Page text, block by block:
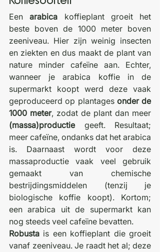
Een arabica koffieplant groeit het
beste boven de 1000 meter boven
zeeniveau. Hier zijn weinig insecten
en ziekten en dus maakt de plant van
nature minder cafeïne aan. Echter,
wanneer je arabica koffie in de
supermarkt koopt werd deze vaak
geproduceerd op plantages onder de
1000 meter
(massa)productie geeft. Resultaat;
meer cafeïne, ondanks dat het arabica
is. Daarnaast wordt voor deze
massaproductie vaak veel gebruik
gemaakt van chemische
bestrijdingsmiddelen (tenzij je
biologische koffie koopt). Kortom;
een arabica uit de supermarkt kan
nog steeds veel cafeïne bevatten.
Robusta is een koffieplant die groeit
vanaf zeeniveau. Je raadt het al; deze